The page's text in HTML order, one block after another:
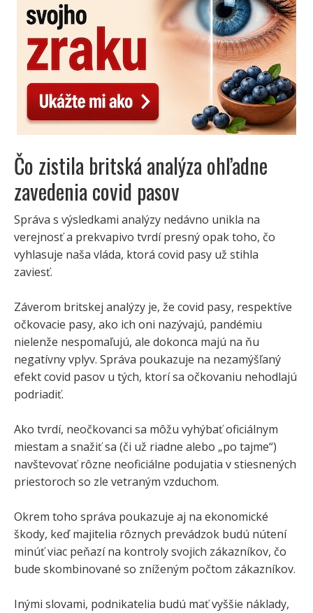
Čo zistila britská analýza ohľadne
zavedenia covid pasov
Správa s výsledkami analýzy nedávno unikla na
verejnosť a prekvapivo tvrdí presný opak toho, čo
vyhlasuje naša vláda, ktorá covid pasy už stihla
zaviesť.
Záverom britskej analýzy je, že covid pasy, respektíve
očkovacie pasy, ako ich oni nazývajú, pandémiu
nielenže nespomaľujú, ale dokonca majú na ňu
negatívny vplyv. Správa poukazuje na nezamýšľaný
efekt covid pasov u tých, ktorí sa očkovaniu nehodlajú
podriadiť.
Ako tvrdí, neočkovanci sa môžu vyhýbať oficiálnym
miestam a snažiť sa (či už riadne alebo „po tajme“)
navštevovať rôzne neoficiálne podujatia v stiesnených
priestoroch so zle vetraným vzduchom.
Okrem toho správa poukazuje aj na ekonomické
škody, keď majitelia rôznych prevádzok budú nútení
minúť viac peňazí na kontroly svojich zákazníkov, čo
bude skombinované so zníženým počtom zákazníkov.
Inými slovami, podnikatelia budú mať vyššie náklady,